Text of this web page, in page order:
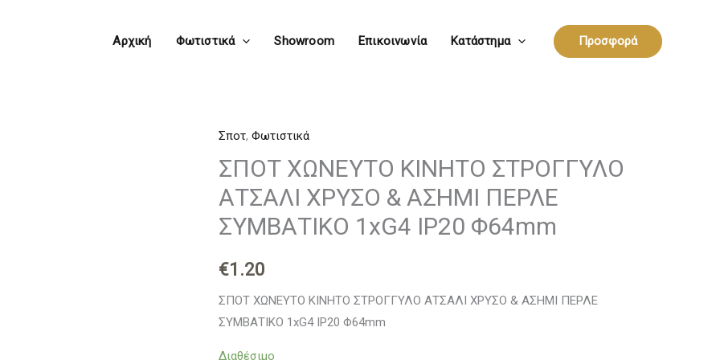
Αρχική Φωτιστικά Showroom Επικοινωνία Κατάστημα Προσφορά
Σποτ, Φωτιστικά
ΣΠΟΤ ΧΩΝΕΥΤΟ ΚΙΝΗΤΟ ΣΤΡΟΓΓΥΛΟ
ΑΤΣΑΛΙ ΧΡΥΣΟ & ΑΣΗΜΙ ΠΕΡΛΕ
ΣΥΜΒΑΤΙΚΟ 1xG4 IP20 Φ64mm
€1.20
ΣΠΟΤ ΧΩΝΕΥΤΟ ΚΙΝΗΤΟ ΣΤΡΟΓΓΥΛΟ ΑΤΣΑΛΙ ΧΡΥΣΟ & ΑΣΗΜΙ ΠΕΡΛΕ
ΣΥΜΒΑΤΙΚΟ 1xG4 IP20 Φ64mm
Διαθέσιμο
ΣΠΟΤ
ΧΩΝΕΥΤΟ
ΣΤΡΟΓΓΥΛΟ
ΑΤΣΑΛΙ
&
1xG4